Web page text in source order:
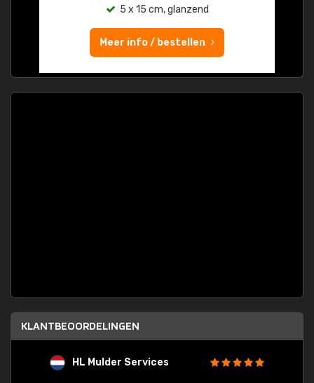
5 x 15 cm, glanzend
Meer info / bestellen
KLANTBEOORDELINGEN
HL Mulder Services